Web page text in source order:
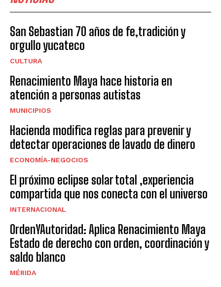
San Sebastian 70 años de fe,tradición y
orgullo yucateco
CULTURA
Renacimiento Maya hace historia en
atención a personas autistas
MUNICIPIOS
Hacienda modifica reglas para prevenir y
detectar operaciones de lavado de dinero
ECONOMÍA-NEGOCIOS
El próximo eclipse solar total ,experiencia
compartida que nos conecta con el universo
INTERNACIONAL
OrdenYAutoridad: Aplica Renacimiento Maya
Estado de derecho con orden, coordinación y
saldo blanco
MÉRIDA